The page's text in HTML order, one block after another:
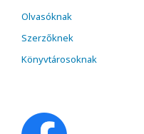
Olvasóknak
Szerzőknek
Könyvtárosoknak